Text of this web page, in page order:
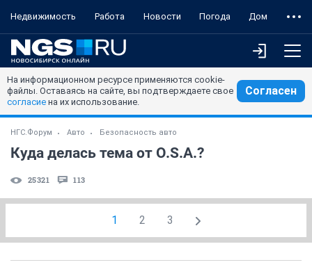
Недвижимость Работа Новости Погода Дом
На информационном ресурсе применяются cookie-
файлы. Оставаясь на сайте, вы подтверждаете свое
согласие на их использование.
Согласен
НГС.Форум Авто Безопасность авто
Куда делась тема от O.S.A.?
25321 113
1 2 3